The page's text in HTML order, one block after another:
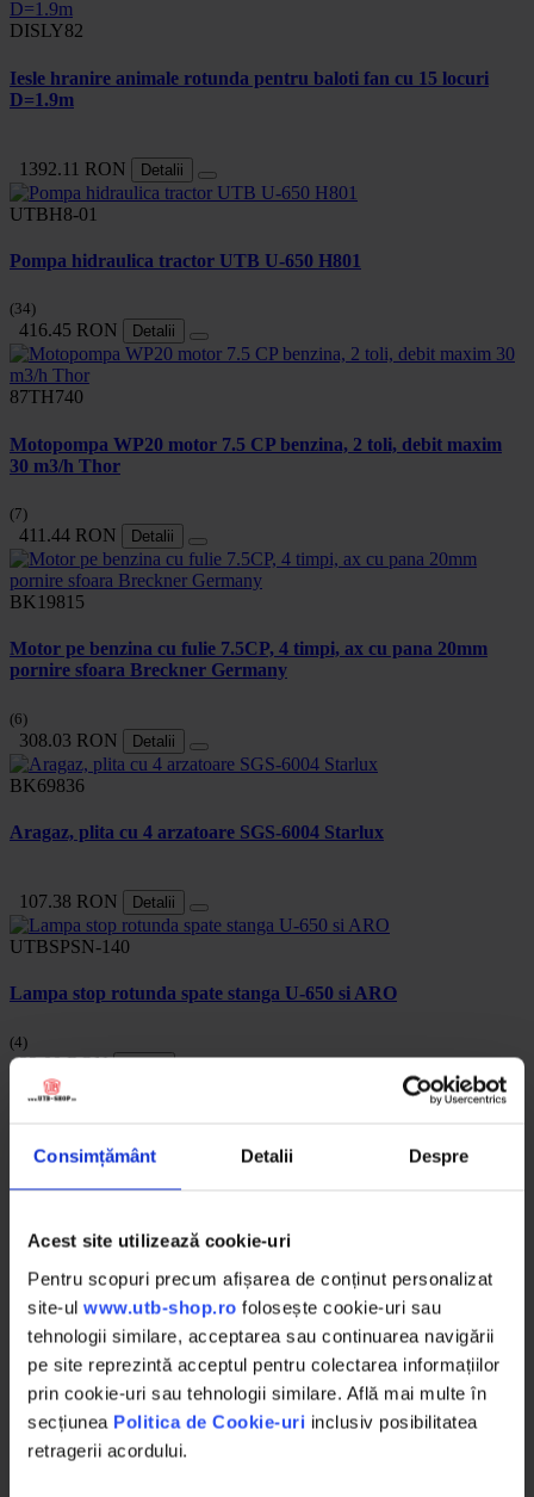
Consimțământ Detalii Despre
Acest site utilizează cookie-uri
Pentru scopuri precum afișarea de conținut personalizat
site-ul www.utb-shop.ro folosește cookie-uri sau
tehnologii similare, acceptarea sau continuarea navigării
pe site reprezintă acceptul pentru colectarea informațiilor
prin cookie-uri sau tehnologii similare. Află mai multe în
secțiunea Politica de Cookie-uri inclusiv posibilitatea
retragerii acordului.
DISLY82
Iesle hranire animale rotunda pentru baloti fan cu 15 locuri
D=1.9m
1392.11 RON Detalii
UTBH8-01
Pompa hidraulica tractor UTB U-650 H801
(34)
416.45 RON Detalii
87TH740
Motopompa WP20 motor 7.5 CP benzina, 2 toli, debit maxim
30 m3/h Thor
(7)
411.44 RON Detalii
BK19815
Motor pe benzina cu fulie 7.5CP, 4 timpi, ax cu pana 20mm
pornire sfoara Breckner Germany
(6)
308.03 RON Detalii
BK69836
Aragaz, plita cu 4 arzatoare SGS-6004 Starlux
107.38 RON Detalii
UTBSPSN-140
Lampa stop rotunda spate stanga U-650 si ARO
(4)
32.00 RON Detalii
Diametru gauri CH161
Numar gauri
6
Marime janta
16 (inch)
ET
124
RETUR EXTINS
Ai posibilitate de retur în 30 zile, comandă
produsele de care ai nevoie fără griji
DESCHIDERE COLETLa livrare, verifici produsele împreună cu
șoferul înainte de a face plata
PRODUSE DIN STOC
Livrăm rapid, avem toate produsele în
depozitul nostru din Arad